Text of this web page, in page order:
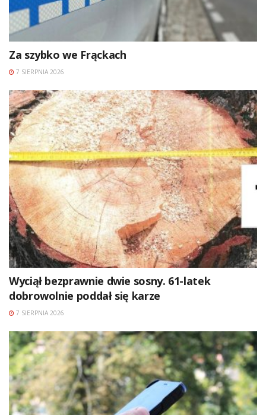
Za szybko we Frąckach
7 SIERPNIA 2026
Wyciął bezprawnie dwie sosny. 61-latek
dobrowolnie poddał się karze
7 SIERPNIA 2026